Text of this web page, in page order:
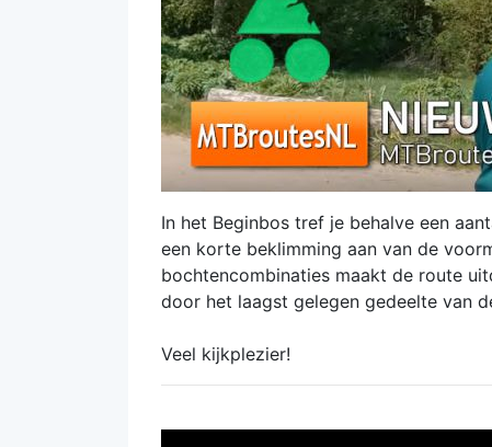
In het Beginbos tref je behalve een
een korte beklimming aan van de
bochtencombinaties maakt de route
door het laagst gelegen gedeelte van
Veel kijkplezier!